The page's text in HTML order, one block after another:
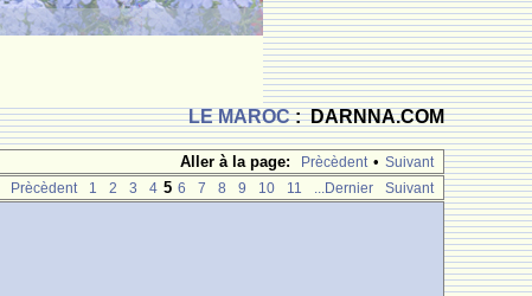
LE MAROC: DARNNA.COM
Aller à la page:
Prècèdent • Suivant
Prècèdent 1 2 3 4 5 6 7 8 9 10 11 ...Dernier Suivant